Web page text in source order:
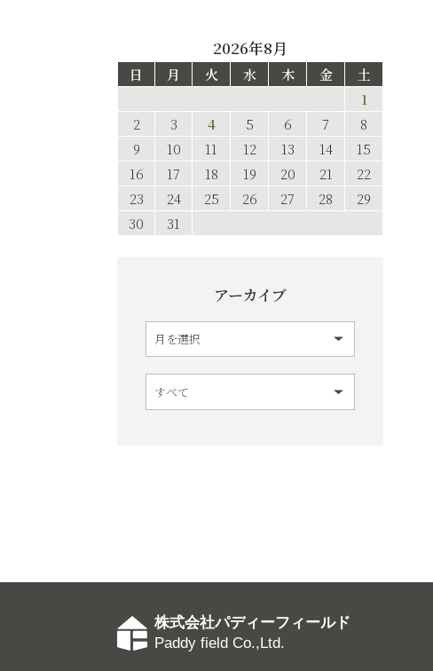
2026年8月
日 月 火 水 木 金
土
1
2
3 4 5 6 7
8
9
10 11 12 13 14
15
16
17 18 19 20 21
22
23
24 25 26 27 28
29
30
31
アーカイブ
株式会社パディーフィールド
Paddy field Co.,Ltd.